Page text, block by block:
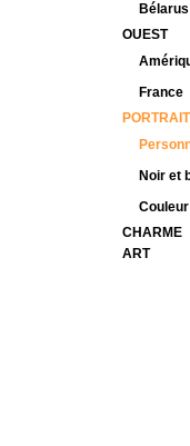
Bélarus
OUEST
France
Noir et
Couleur
CHARME
ART